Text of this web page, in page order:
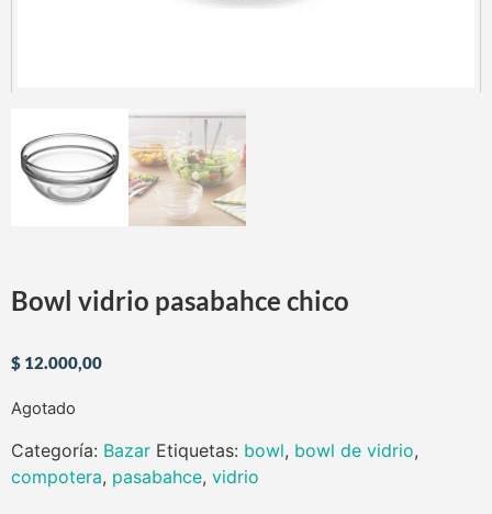
Bowl vidrio pasabahce chico
$ 12.000,00
Agotado
Categoría: Bazar Etiquetas: bowl, bowl de vidrio,
compotera, pasabahce, vidrio